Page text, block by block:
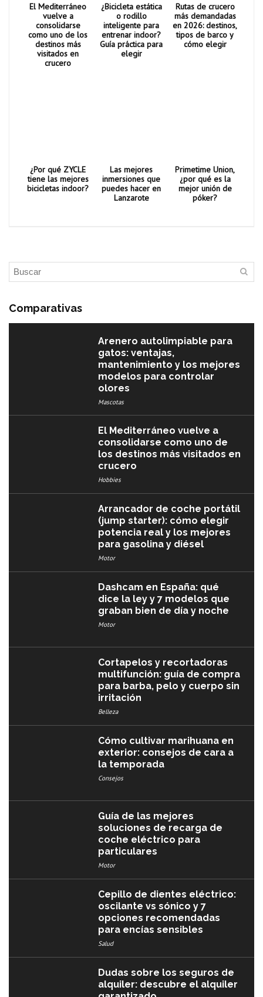
El Mediterráneo
vuelve a
consolidarse
como uno de los
destinos más
visitados en
crucero
¿Bicicleta estática
o rodillo
inteligente para
entrenar indoor?
Guía práctica para
elegir
Rutas de crucero
más demandadas
en 2026: destinos,
tipos de barco y
cómo elegir
¿Por qué ZYCLE
tiene las mejores
bicicletas indoor?
Las mejores
inmersiones que
puedes hacer en
Lanzarote
Primetime Union,
¿por qué es la
mejor unión de
póker?
Comparativas
Arenero autolimpiable para
gatos: ventajas,
mantenimiento y los mejores
modelos para controlar
olores
Mascotas
El Mediterráneo vuelve a
consolidarse como uno de
los destinos más visitados en
crucero
Hobbies
Arrancador de coche portátil
(jump starter): cómo elegir
potencia real y los mejores
para gasolina y diésel
Motor
Dashcam en España: qué
dice la ley y 7 modelos que
graban bien de día y noche
Motor
Cortapelos y recortadoras
multifunción: guía de compra
para barba, pelo y cuerpo sin
irritación
Belleza
Cómo cultivar marihuana en
exterior: consejos de cara a
la temporada
Consejos
Guía de las mejores
soluciones de recarga de
coche eléctrico para
particulares
Motor
Cepillo de dientes eléctrico:
oscilante vs sónico y 7
opciones recomendadas
para encías sensibles
Salud
Dudas sobre los seguros de
alquiler: descubre el alquiler